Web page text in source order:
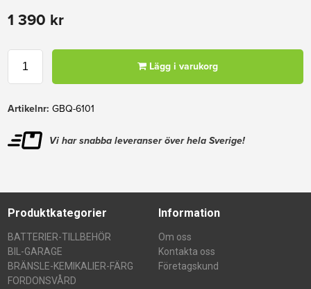
1 390 kr
Lägg i varukorg
Artikelnr: GBQ-6101
Vi har snabba leveranser över hela Sverige!
Produktkategorier
BATTERIER-TILLBEHÖR
BIL-GARAGE
BRÄNSLE-KEMIKALIER-FÄRG
FORDONSVÅRD
Information
Om oss
Kontakta oss
Företagskund